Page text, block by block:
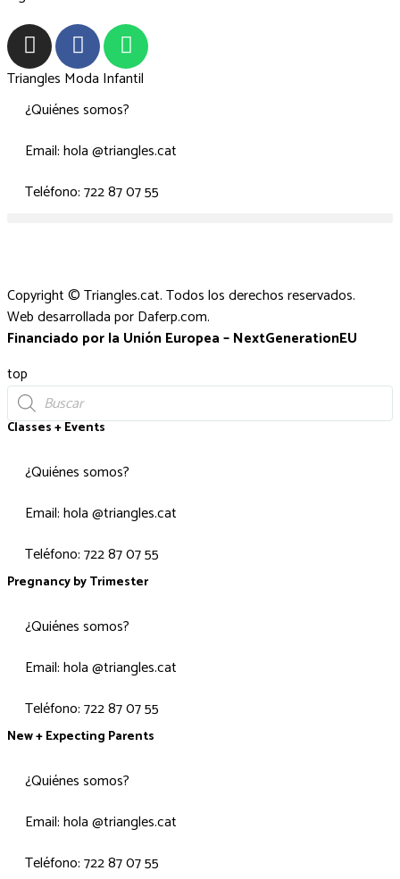
Triangles Moda Infantil
¿Quiénes somos?
Email: hola @triangles.cat
Teléfono: 722 87 07 55
Copyright © Triangles.cat. Todos los derechos reservados.
Web desarrollada porDaferp.com.
Financiado por la Unión Europea – NextGenerationEU
top
Classes + Events
¿Quiénes somos?
Email: hola @triangles.cat
Teléfono: 722 87 07 55
Pregnancy by Trimester
¿Quiénes somos?
Email: hola @triangles.cat
Teléfono: 722 87 07 55
New + Expecting Parents
¿Quiénes somos?
Email: hola @triangles.cat
Teléfono: 722 87 07 55